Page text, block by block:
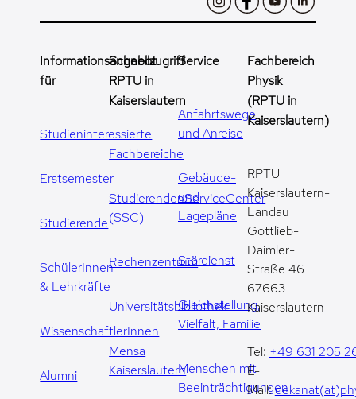
Informationsangebot
für
Studieninteressierte
Erstsemester
Studierende
SchülerInnen
& Lehrkräfte
WissenschaftlerInnen
Alumni
Schnellzugriff
RPTU in
Kaiserslautern
Fachbereiche
StudierendenServiceCenter
(SSC)
Rechenzentrum
Universitätsbibliothek
Mensa
Kaiserslautern
Service
Anfahrtswege
und Anreise
Gebäude-
und
Lagepläne
Stördienst
Gleichstellung,
Vielfalt, Familie
Menschen mit
Beeinträchtigungen
Fachbereich
Physik
(RPTU in
Kaiserslautern)
RPTU
Kaiserslautern-
Landau
Gottlieb-
Daimler-
Straße 46
67663
Kaiserslautern
Tel: +49 631 205
E-
Mail: